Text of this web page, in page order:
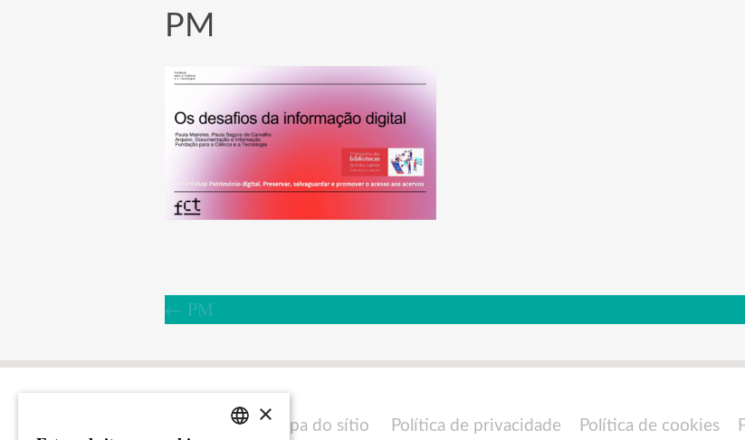
PM
← PM
Mapa do sítio Política de privacidade Política de cookies
×